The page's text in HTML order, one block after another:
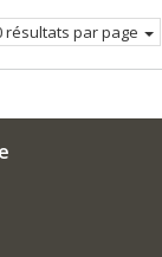
résultats par page